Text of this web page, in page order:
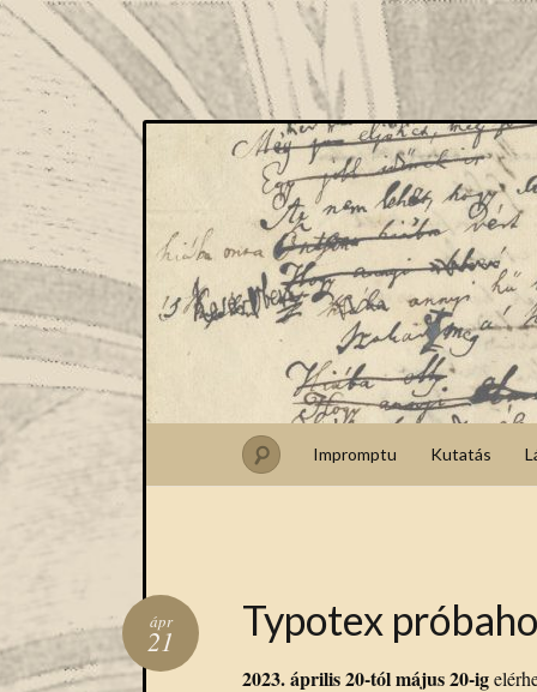
Impromptu Kutatás
Typotex
ápr
21
2023. április 20-tól május 20-ig